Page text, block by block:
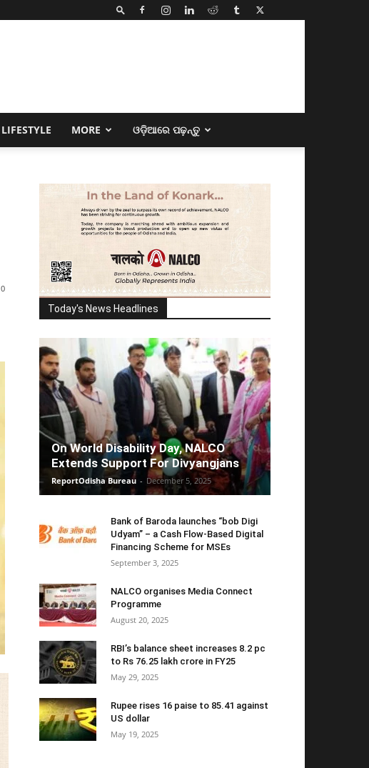
LIFESTYLE MORE ଓଡ଼ିଆରେ ପଢ଼ନ୍ତୁ
0
Today's News Headlines
On World Disability Day, NALCO
Extends Support For Divyangjans
ReportOdisha Bureau - December 5, 2025
Bank of Baroda launches “bob Digi
Udyam” – a Cash Flow-Based Digital
Financing Scheme for MSEs
September 3, 2025
NALCO organises Media Connect
Programme
August 20, 2025
RBI’s balance sheet increases 8.2 pc
to Rs 76.25 lakh crore in FY25
May 29, 2025
Rupee rises 16 paise to 85.41 against
US dollar
May 19, 2025